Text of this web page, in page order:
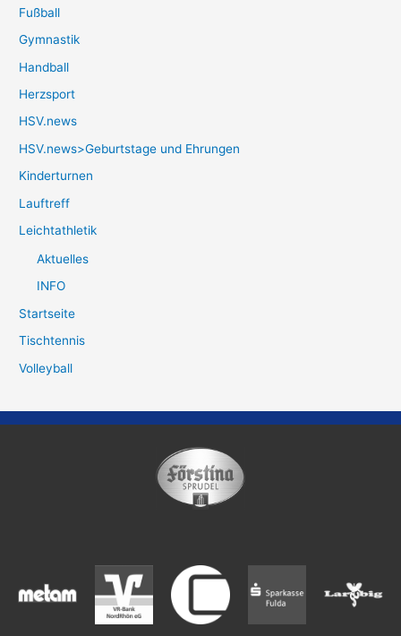
Fußball
Gymnastik
Handball
Herzsport
HSV.news
HSV.news>Geburtstage und Ehrungen
Kinderturnen
Lauftreff
Leichtathletik
Aktuelles
INFO
Startseite
Tischtennis
Volleyball